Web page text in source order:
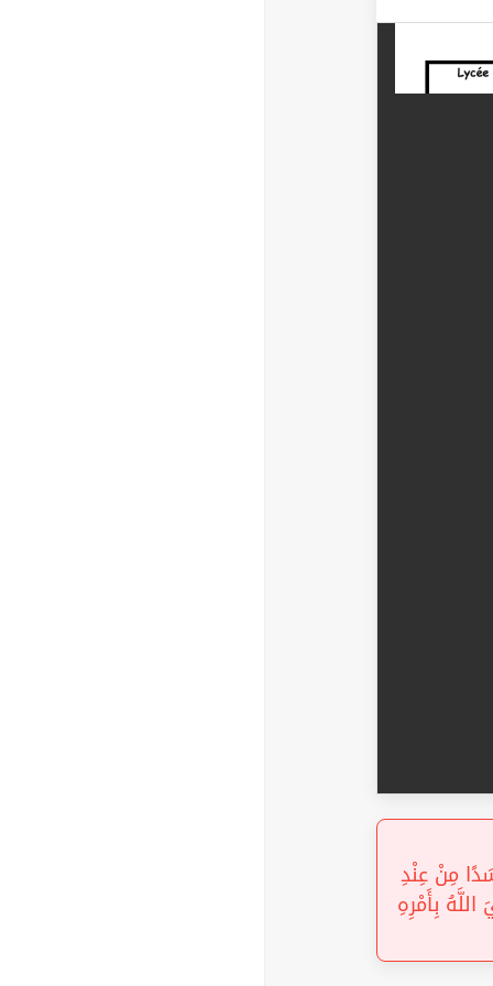
مِنْ عِنْدِ
بِأَمْرِهِ